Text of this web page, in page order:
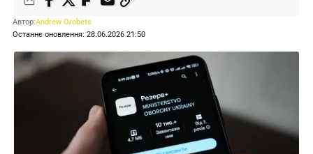
Останнє оновлення: 28.06.2026 21:50
Автор:Andrew Orobets